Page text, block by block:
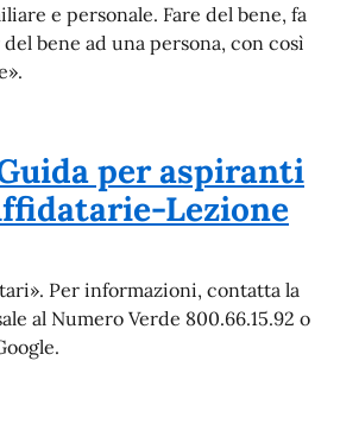
e personale. Fare del bene, fa
bene ad una persona, con così
per aspiranti
Lezione
Per informazioni, contatta la
al Numero Verde 800.66.15.92 o